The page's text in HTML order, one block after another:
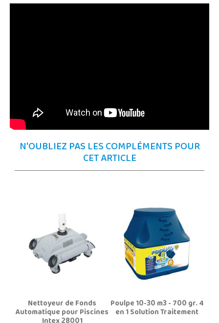
N'OUBLIEZ PAS LES COMPLÉMENTS POUR
CET ARTICLE
Nettoyeur de Fonds
Automatique pour Piscines
Poulpe 10-30 m3 - 700 gr. 4
en 1 Solution Traitement